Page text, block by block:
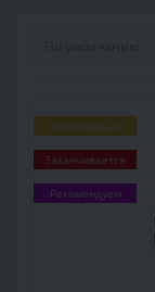
Популярный
Заканчивается
Рекомендуем